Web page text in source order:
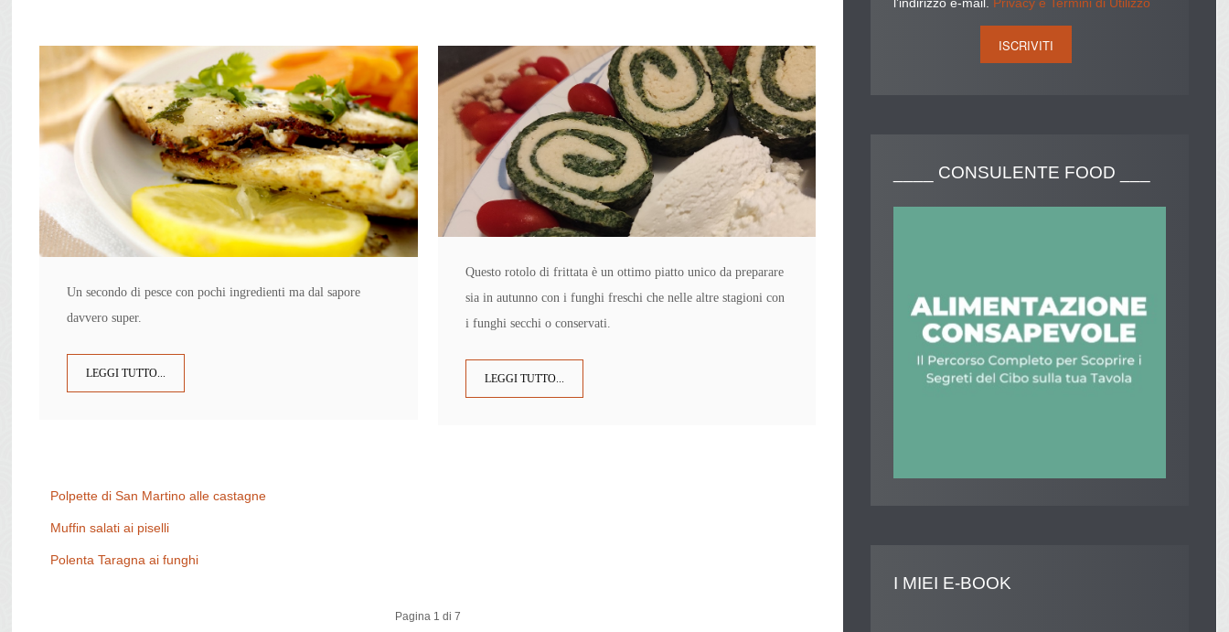
Un secondo di pesce con pochi ingredienti ma dal sapore
davvero super.
LEGGI TUTTO...
Questo rotolo di frittata è un ottimo piatto unico da preparare
sia in autunno con i funghi freschi che nelle altre stagioni con
i funghi secchi o conservati.
LEGGI TUTTO...
Polpette di San Martino alle castagne
Muffin salati ai piselli
Polenta Taragna ai funghi
Pagina 1 di 7
l’indirizzo e-mail. Privacy e Termini di Utilizzo
CONSULENTE FOOD ___
I MIEI E-BOOK